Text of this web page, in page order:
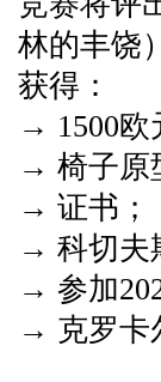
林的丰饶
获得：
→ 1500欧
→ 椅子原
→ 证书；
→ 科切夫
→ 参加
→ 克罗卡